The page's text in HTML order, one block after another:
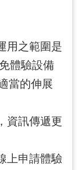
用之範圍是
體驗設備
當的伸展
資訊傳遞更
上申請體驗